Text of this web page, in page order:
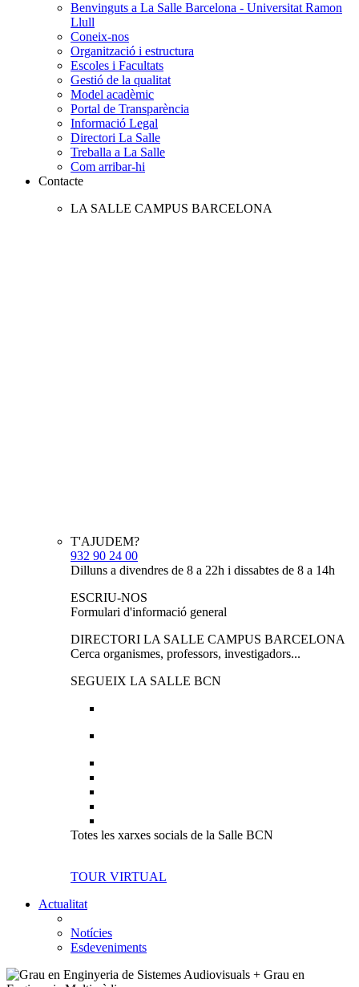
Benvinguts a La Salle Barcelona - Universitat Ramon
Llull
Coneix-nos
Organització i estructura
Escoles i Facultats
Gestió de la qualitat
Model acadèmic
Portal de Transparència
Informació Legal
Directori La Salle
Treballa a La Salle
Com arribar-hi
Contacte
LA SALLE CAMPUS BARCELONA
T'AJUDEM?
932 90 24 00
Dilluns a divendres de 8 a 22h i dissabtes de 8 a 14h
ESCRIU-NOS
Formulari d'informació general
DIRECTORI LA SALLE CAMPUS BARCELONA
Cerca organismes, professors, investigadors...
SEGUEIX LA SALLE BCN
Totes les xarxes socials de la Salle BCN
TOUR VIRTUAL
Actualitat
Notícies
Esdeveniments